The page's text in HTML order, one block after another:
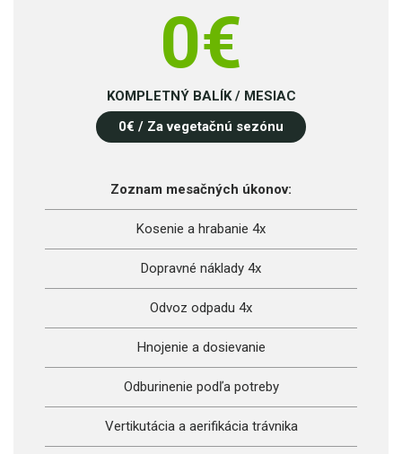
0€
KOMPLETNÝ BALÍK / MESIAC
0€ / Za vegetačnú sezónu
Zoznam mesačných úkonov:
Kosenie a hrabanie 4x
Dopravné náklady 4x
Odvoz odpadu 4x
Hnojenie a dosievanie
Odburinenie podľa potreby
Vertikutácia a aerifikácia trávnika